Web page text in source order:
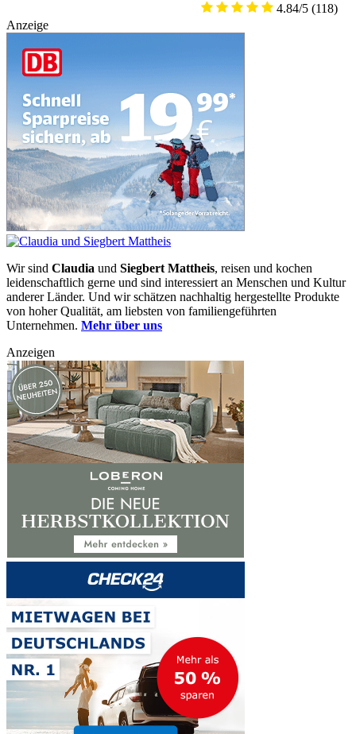
4.84/5 (118)
Anzeige
Wir sind Claudia und Siegbert Mattheis, reisen und kochen
leidenschaftlich gerne und sind interessiert an Menschen und Kultur
anderer Länder. Und wir schätzen nachhaltig hergestellte Produkte
von hoher Qualität, am liebsten von familiengeführten
Unternehmen. Mehr über uns
Anzeigen